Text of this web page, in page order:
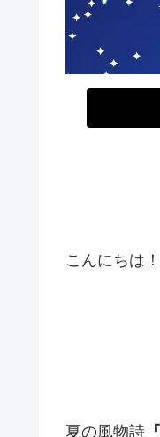
こんにちは
夏の風物詩